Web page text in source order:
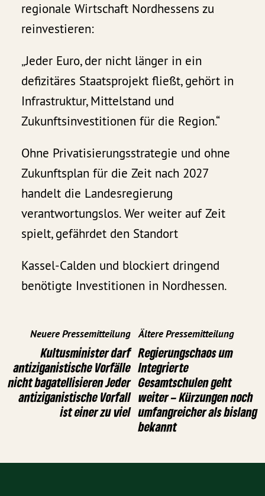
regionale Wirtschaft Nordhessens zu
reinvestieren:
„Jeder Euro, der nicht länger in ein
defizitäres Staatsprojekt fließt, gehört in
Infrastruktur, Mittelstand und
Zukunftsinvestitionen für die Region.“
Ohne Privatisierungsstrategie und ohne
Zukunftsplan für die Zeit nach 2027
handelt die Landesregierung
verantwortungslos. Wer weiter auf Zeit
spielt, gefährdet den Standort
Kassel-Calden und blockiert dringend
benötigte Investitionen in Nordhessen.
Neuere Pressemitteilung
Kultusminister darf
antiziganistische Vorfälle
nicht bagatellisieren Jeder
antiziganistische Vorfall
ist einer zu viel
Ältere Pressemitteilung
Regierungschaos um
Integrierte
Gesamtschulen geht
weiter – Kürzungen noch
umfangreicher als bislang
bekannt